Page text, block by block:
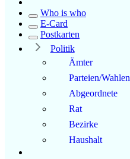
Who is who
E-Card
Postkarten
Politik
Ämter
Parteien/Wahlen
Abgeordnete
Rat
Bezirke
Haushalt